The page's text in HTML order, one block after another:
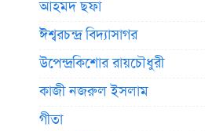
আহমদ ছফা
ঈশ্বরচন্দ্র বিদ্যাসাগর
উপেন্দ্রকিশোর রায়চৌধুরী
কাজী নজরুল ইসলাম
গীতা